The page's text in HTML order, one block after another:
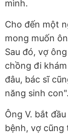
mình.
Cho đến một
mong muốn
Sau đó, vợ
chồng đi
đâu, bác sĩ
năng sinh con".
Ông V. bắt
bệnh, vợ cũng